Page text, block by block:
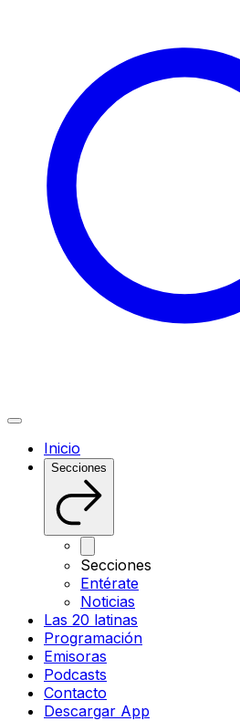
Inicio
Secciones
Secciones
Entérate
Noticias
Las 20 latinas
Programación
Emisoras
Podcasts
Contacto
Descargar App